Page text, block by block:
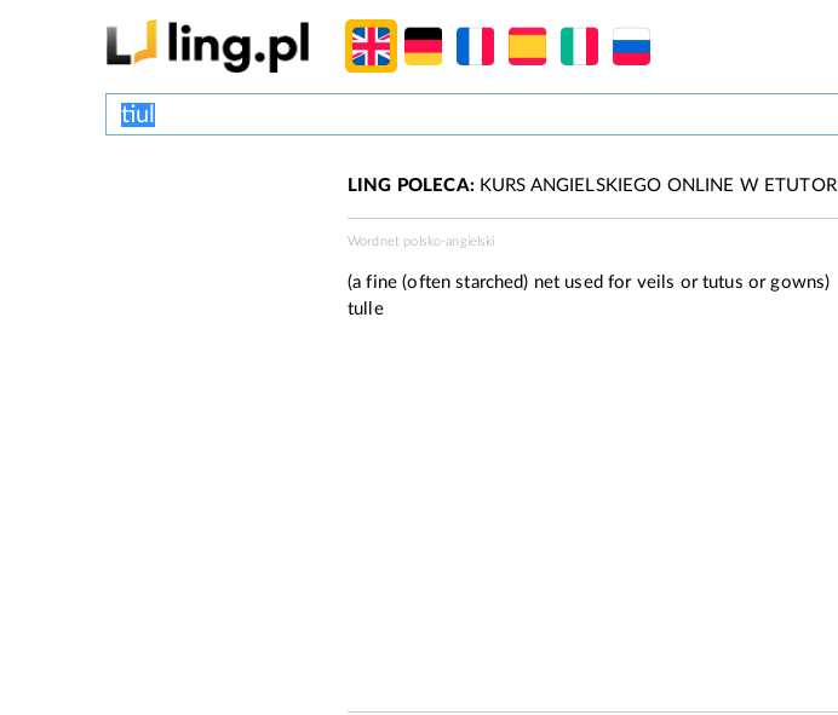
LING POLECA:KURS ANGIELSKIEGO ONLINE W ETUTOR
Wordnet polsko-angielski
(a fine (often starched) net used for veils or tutus or gowns)
tulle